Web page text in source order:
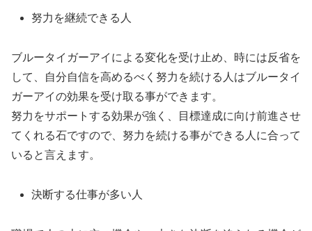
努力を継続できる人
ブルータイガーアイによる変化を受け止め、時には反省を
して、自分自信を高めるべく努力を続ける人はブルータイ
ガーアイの効果を受け取る事ができます。
努力をサポートする効果が強く、目標達成に向け前進させ
てくれる石ですので、努力を続ける事ができる人に合って
いると言えます。
決断する仕事が多い人